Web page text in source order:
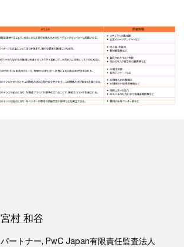
宮村 和谷
パートナー, PwC Japan有限責任監査法人